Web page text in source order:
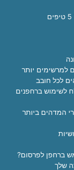
לכל חובב
קבע קנס עד 70,000 ש"ח לשימוש ברחפנים
ברחפן לפרסום?
שלך